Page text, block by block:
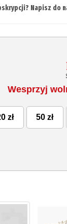
Napisz do
Wesprzyj
zł 50 zł